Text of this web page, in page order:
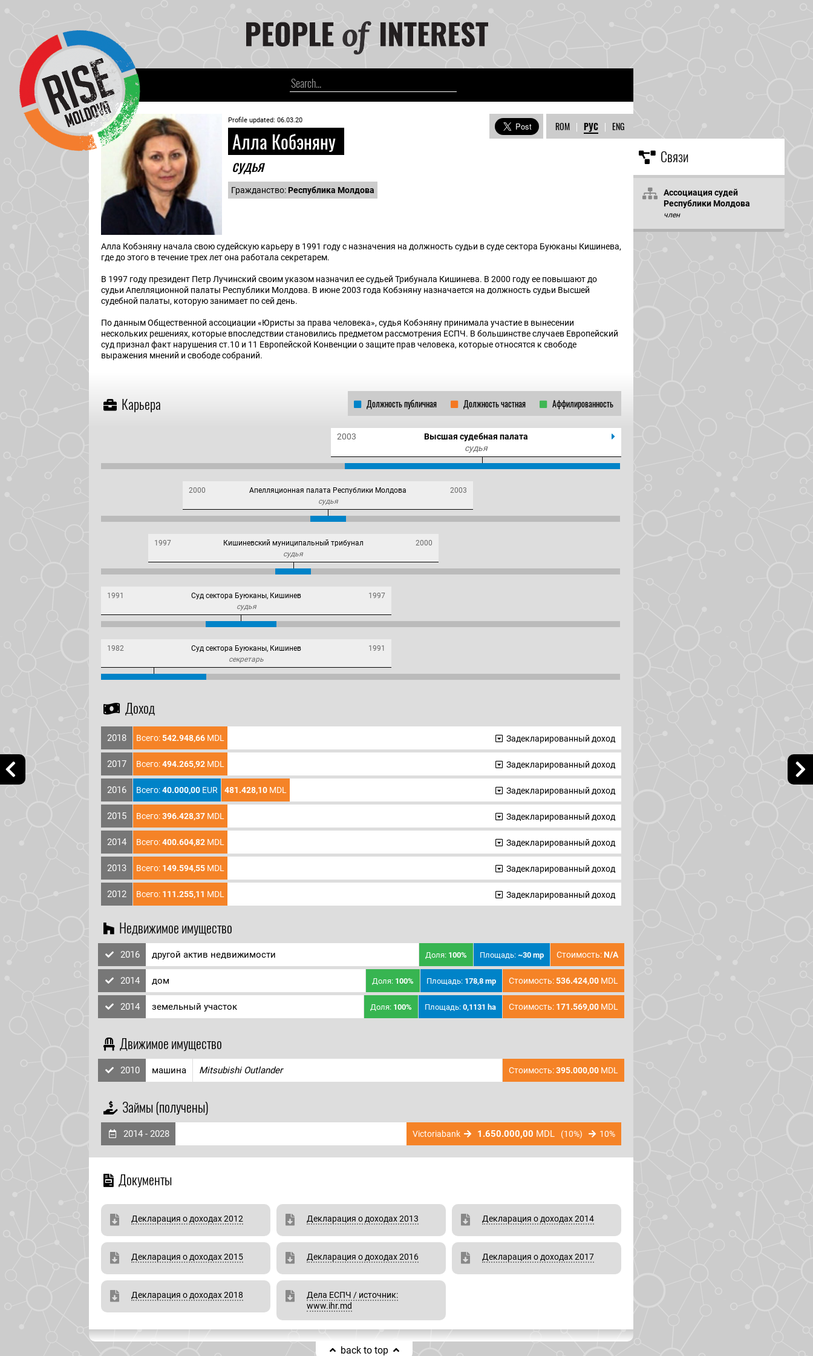
ENG
|
РУС
|
ROM
Profile updated: 06.03.20
Алла Кобэняну
судья
Гражданство: Республика Молдова
Алла Кобэняну начала свою судейскую карьеру в 1991 году с назначения на должность судьи в суде сектора Буюканы Кишинева,
где до этого в течение трех лет она работала секретарем.
В 1997 году президент Петр Лучинский своим указом назначил ее судьей Трибунала Кишинева. В 2000 году ее повышают до
судьи Апелляционной палаты Республики Молдова. В июне 2003 года Кобэняну назначается на должность судьи Высшей
судебной палаты, которую занимает по сей день.
По данным Общественной ассоциации «Юристы за права человека», судья Кобэняну принимала участие в вынесении
нескольких решениях, которые впоследствии становились предметом рассмотрения ЕСПЧ. В большинстве случаев Европейский
суд признал факт нарушения ст.10 и 11 Европейской Конвенции о защите прав человека, которые относятся к свободе
выражения мнений и свободе собраний.
Аффилированность
Должность частная
Должность публичная
Карьера
2003
Высшая судебная палата
судья
2000 Апелляционная палата Республики Молдова
2003
судья
1997 Кишиневский муниципальный трибунал
2000
судья
1991 Суд сектора Буюканы, Кишинев
1997
судья
1982 Суд сектора Буюканы, Кишинев
1991
секретарь
Доход
2018 Всего:542.948,66 MDL Задекларированный доход
2017 Всего:494.265,92 MDL Задекларированный доход
2016 Всего:40.000,00 EUR 481.428,10 MDL Задекларированный доход
2015 Всего:396.428,37 MDL Задекларированный доход
2014 Всего:400.604,82 MDL Задекларированный доход
2013 Всего: 149.594,55 MDL Задекларированный доход
2012 Всего: 111.255,11 MDL Задекларированный доход
Недвижимое имущество
2016 другой актив недвижимости Стоимость: N/A
Площадь: ~30 mp
Доля: 100%
2014 дом Стоимость:536.424,00 MDL
Площадь: 178,8 mp
Доля: 100%
2014 земельный участок Стоимость: 171.569,00 MDL
Площадь: 0,1131 ha
Доля: 100%
Движимое имущество
2010 машина Mitsubishi Outlander Стоимость:395.000,00 MDL
Займы (получены)
2014 - 2028 10%
(10%)
1.650.000,00 MDL
Victoriabank
Документы
Декларация о доходах 2012 Декларация о доходах 2013 Декларация о доходах 2014
Декларация о доходах 2015 Декларация о доходах 2016 Декларация о доходах 2017
Декларация о доходах 2018
Дела ЕСПЧ / источник:
www.ihr.md
back to top
Связи
Ассоциация судей
Республики Молдова
член